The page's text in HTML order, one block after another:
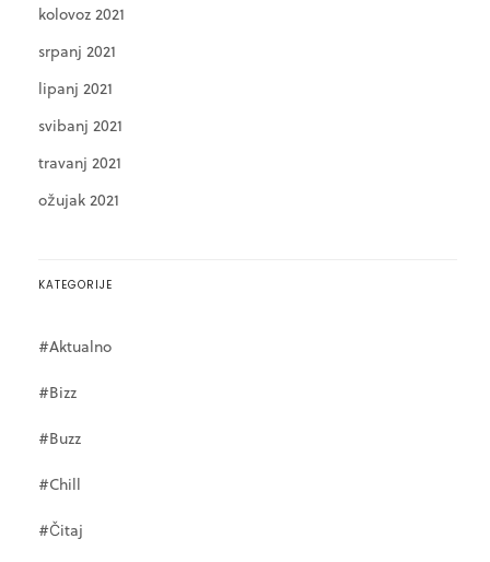
kolovoz 2021
srpanj 2021
lipanj 2021
svibanj 2021
travanj 2021
ožujak 2021
KATEGORIJE
#Aktualno
#Bizz
#Buzz
#Chill
#Čitaj